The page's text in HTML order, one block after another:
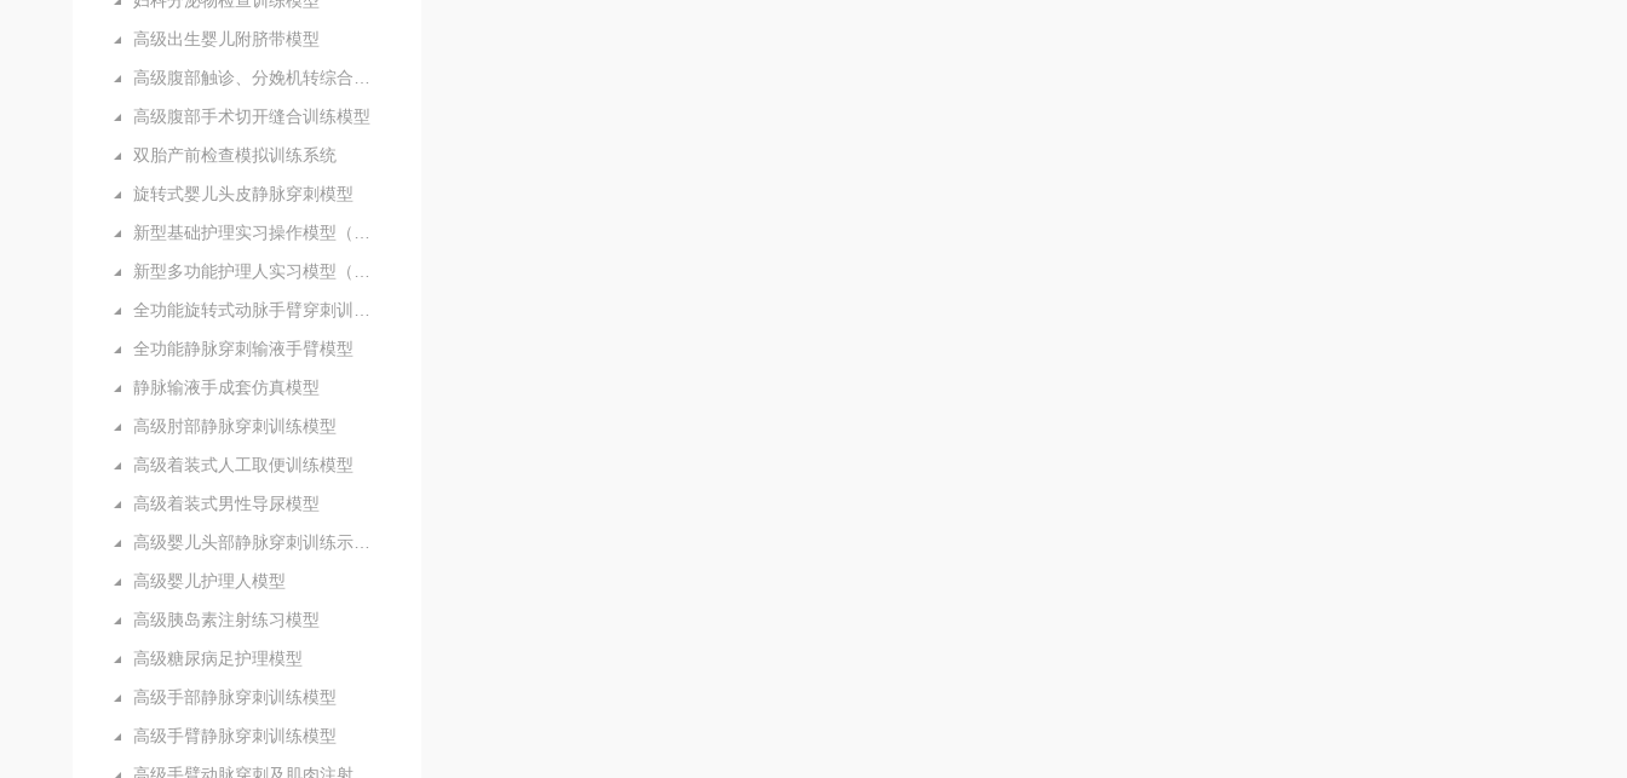
高级出生婴儿附脐带模型
高级腹部手术切开缝合训练模型
双胎产前检查模拟训练系统
旋转式婴儿头皮静脉穿刺模型
全功能静脉穿刺输液手臂模型
静脉输液手成套仿真模型
高级肘部静脉穿刺训练模型
高级着装式人工取便训练模型
高级着装式男性导尿模型
高级婴儿护理人模型
高级胰岛素注射练习模型
高级糖尿病足护理模型
高级手部静脉穿刺训练模型
高级手臂静脉穿刺训练模型